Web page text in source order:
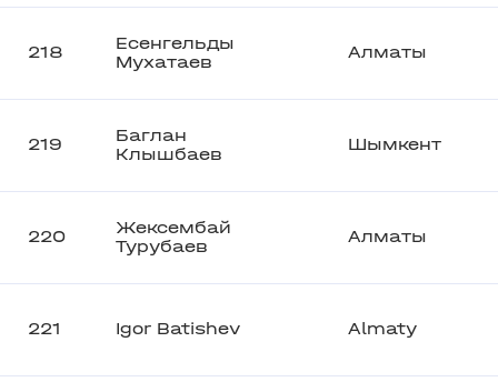
218
Есенгельды
Мухатаев
Алматы
219
Баглан
Клышбаев
Шымкент
220
Жексембай
Турубаев
Алматы
221 Igor Batishev Almaty